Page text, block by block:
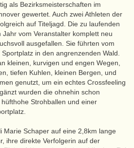
als Bezirksmeisterschaften im
gewertet. Auch zwei Athleten der
auf Titeljagd. Die zu laufenden
vom Veranstalter komplett neu
ausgefallen. Sie führten vom
in den angrenzenden Wald.
kleinen, kurvigen und engen Wegen,
tiefen Kuhlen, kleinen Bergen, und
genutzt, um ein echtes Crossfeeling
wurden die ohnehin schon
Strohballen und einer
Marie Schaper auf eine 2,8km lange
ihre direkte Verfolgerin auf der